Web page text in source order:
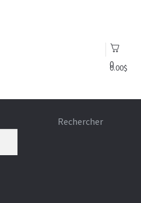
0
0.00$
Rechercher